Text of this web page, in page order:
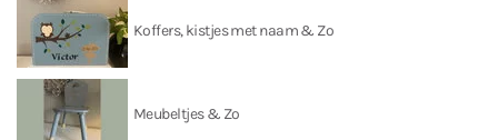
Koffers, kistjes met naam & Zo
Meubeltjes & Zo